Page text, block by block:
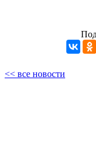
<< все новости